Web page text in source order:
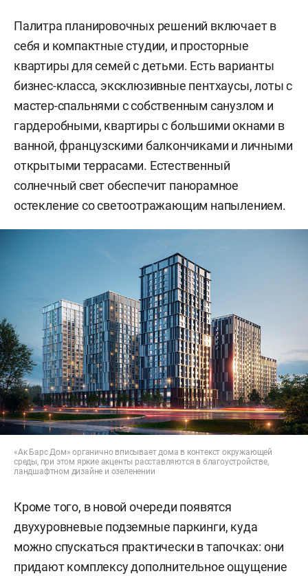
Палитра планировочных решений включает в
себя и компактные студии, и просторные
квартиры для семей с детьми. Есть варианты
бизнес-класса, эксклюзивные пентхаусы, лоты с
мастер-спальнями с собственным санузлом и
гардеробными, квартиры с большими окнами в
ванной, французскими балкончиками и личными
открытыми террасами. Естественный
солнечный свет обеспечит панорамное
остекление со светоотражающим напылением.
«Ак Барс Дом» органично вписывает дома в контекст окружающей
среды, при этом яркие акценты расставляются в благоустройстве,
ландшафтном дизайне и озеленении
Кроме того, в новой очереди появятся
двухуровневые подземные паркинги, куда
можно спускаться практически в тапочках: они
придают комплексу дополнительное ощущение